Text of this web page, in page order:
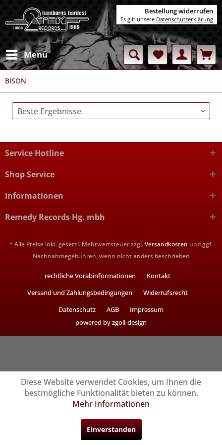
Menü
BISON
Service Hotline
Shop Service
Informationen
Remedy Records Hg. mbh
* Alle Preise inkl. gesetzl. Mehrwertsteuer zzgl.Versandkosten und ggf.
Nachnahmegebühren, wenn nicht anders beschrieben
rechtliche Vorabinformationen
Kontakt
Versand und Zahlungsbedingungen
Widerrufsrecht
Datenschutz
AGB
Impressum
powered by zgoll-design
Bestellung widerrufen
Es gilt unsere Datenschutzerklärung
Diese Website verwendet Cookies, um Ihnen die
bestmögliche Funktionalität bieten zu können.
Mehr Informationen
Einverstanden